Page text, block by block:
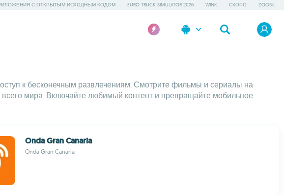
С ОТКРЫТЫМ ИСХОДНЫМ КОДОМ EURO TRUCK SIMULATOR 2026 WINK СКОРО ZOOBA
к бесконечным развлечениям. Смотрите фильмы и сериалы на
мира. Включайте любимый контент и превращайте мобильное
Onda Gran Canaria
Onda Gran Canaria